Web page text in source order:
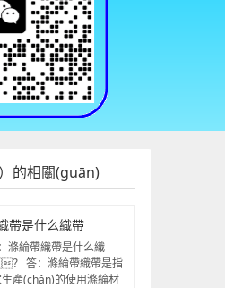
的相關(guān)
帶是什么織帶
滌綸帶織帶是什么織
答：滌綸帶織帶是指
產(chǎn)的使用滌綸材